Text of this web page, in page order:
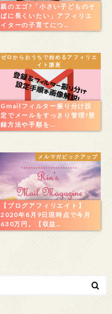
親のエゴ?「小さい子どものそ
ばに長くいたい」アフィリエ
イターの子育てにつ…
ゼロからおうちで始めるアフィリエ
イト講座
Gmailフィルター振り分け設
定でメールをすっきり管理!登
録方法や手順を…
メルマガピックアップ
【ブログアフィリエイト】
2020年8月9日現時点で今月
630万円。【収益…